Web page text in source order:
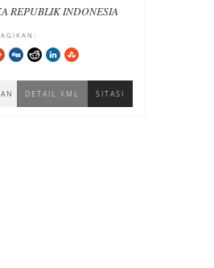
USIA DINI
REPUBLIK INDONESIA
DETAIL XML SITASI